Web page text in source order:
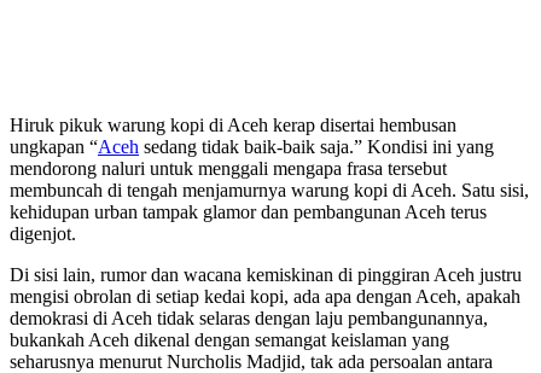
Hiruk pikuk warung kopi di Aceh kerap disertai hembusan
ungkapan “Aceh sedang tidak baik-baik saja.” Kondisi ini yang
mendorong naluri untuk menggali mengapa frasa tersebut
membuncah di tengah menjamurnya warung kopi di Aceh. Satu sisi,
kehidupan urban tampak glamor dan pembangunan Aceh terus
digenjot.
Di sisi lain, rumor dan wacana kemiskinan di pinggiran Aceh justru
mengisi obrolan di setiap kedai kopi, ada apa dengan Aceh, apakah
demokrasi di Aceh tidak selaras dengan laju pembangunannya,
bukankah Aceh dikenal dengan semangat keislaman yang
seharusnya menurut Nurcholis Madjid, tak ada persoalan antara